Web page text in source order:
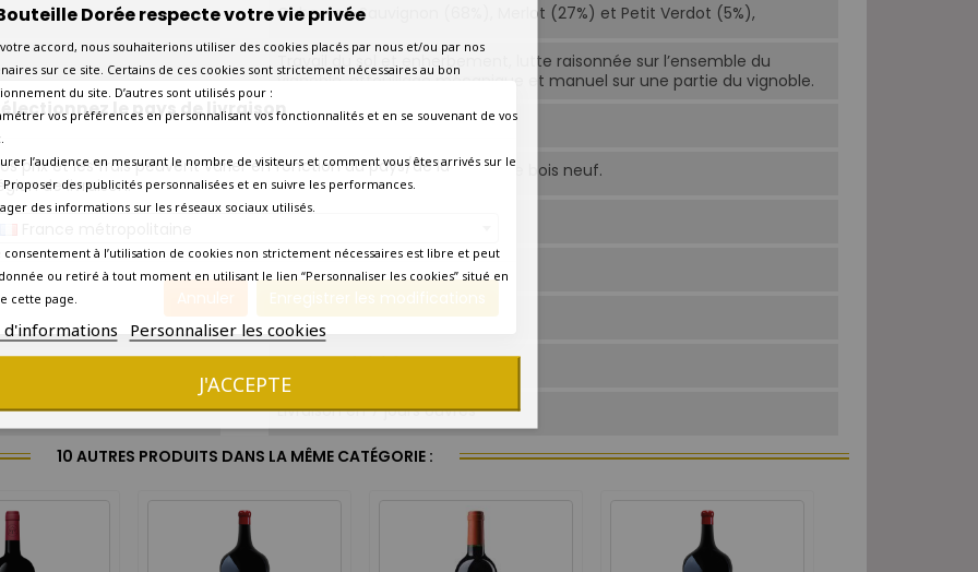
le pays de livraison
prix et les frais peuvent varier en fonction du pays/de la
de livraison.
Annuler Enregistrer les modifications
Cabernet-Sauvignon (68%), Merlot (27%) et Petit Verdot (5%),
Travail du sol et enherbement, lutte raisonnée sur l’ensemble du
vignoble, effeuillage mécanique et manuel sur une partie du vignoble.
En cuve inox et cuve bois.
16 à 18 mois en fûts dont 30% de bois neuf.
16°C-18°C.
Aujourd'hui
2030
Amateur éclairé
Livraison en 7 jours ouvrés
10 AUTRES PRODUITS DANS LA MÊME CATÉGORIE :
Dorée respecte votre vie privée
accord, nous souhaiterions utiliser des cookies placés par nous et/ou par nos
sur ce site. Certains de ces cookies sont strictement nécessaires au bon
du site. D’autres sont utilisés pour :
vos préférences en personnalisant vos fonctionnalités et en se souvenant de vos
l’audience en mesurant le nombre de visiteurs et comment vous êtes arrivés sur le
Proposer des publicités personnalisées et en suivre les performances.
des informations sur les réseaux sociaux utilisés.
consentement à l’utilisation de cookies non strictement nécessaires est libre et peut
ou retiré à tout moment en utilisant le lien “Personnaliser les cookies” situé en
cette page.
d'informations Personnaliser les cookies
J'ACCEPTE